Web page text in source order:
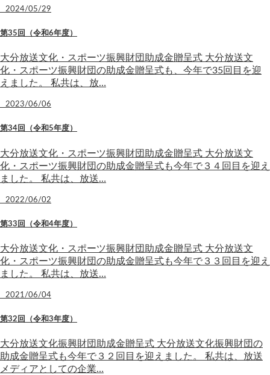
2024/05/29
第35回（令和6年度）
大分放送文化・スポーツ振興財団助成金贈呈式 大分放送文
化・スポーツ振興財団の助成金贈呈式も、今年で35回目を迎
えました。 私共は、放…
2023/06/06
第34回（令和5年度）
大分放送文化・スポーツ振興財団助成金贈呈式 大分放送文
化・スポーツ振興財団の助成金贈呈式も今年で３４回目を迎え
ました。 私共は、放送…
2022/06/02
第33回（令和4年度）
大分放送文化・スポーツ振興財団助成金贈呈式 大分放送文
化・スポーツ振興財団の助成金贈呈式も今年で３３回目を迎え
ました。 私共は、放送…
2021/06/04
第32回（令和3年度）
大分放送文化振興財団助成金贈呈式 大分放送文化振興財団の
助成金贈呈式も今年で３２回目を迎えました。 私共は、放送
メディアとしての企業…